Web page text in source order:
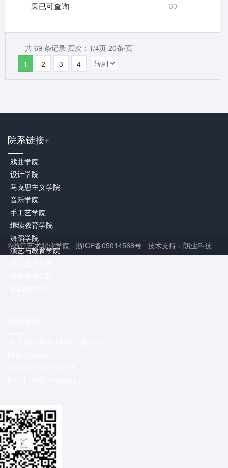
果已可查询
30
共 69 条记录 页次：1/4页 20条/页
1
2 3 4
院系链接+
戏曲学院
设计学院
马克思主义学院
音乐学院
手工艺学院
继续教育学院
舞蹈学院
演艺与教育学院
©浙江艺术职业学院 浙ICP备05014568号 技术支持：朗业科技